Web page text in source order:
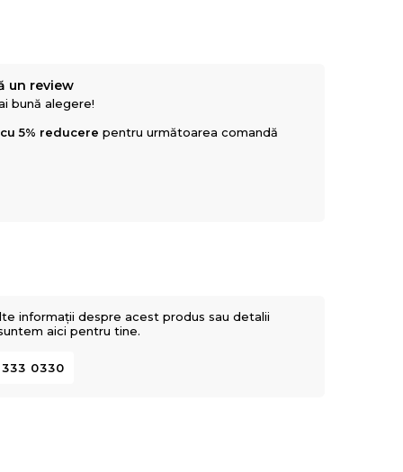
un review
bună alegere!
5% reducere pentru următoarea comandă
informații despre acest produs sau detalii
aici pentru tine.
333 0330